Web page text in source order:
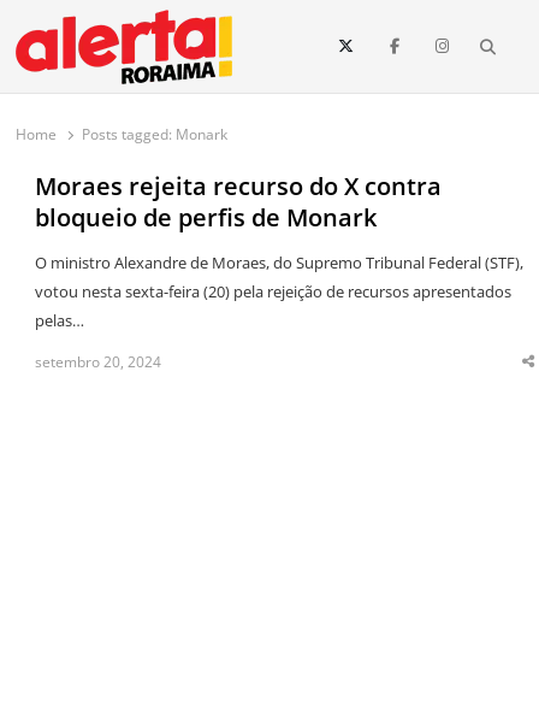
conteúdo
O maior portal de notícias de Roraima
O Alerta Roraima é seu portal de notícias completo sobre política,
e todo o estado de Roraima. Fique sempre informado com
Home Posts tagged: Monark
Moraes rejeita recurso do X contra
bloqueio de perfis de Monark
O ministro Alexandre de Moraes, do Supremo Tribunal Federal (STF),
votou nesta sexta-feira (20) pela rejeição de recursos apresentados
pelas…
setembro 20, 2024